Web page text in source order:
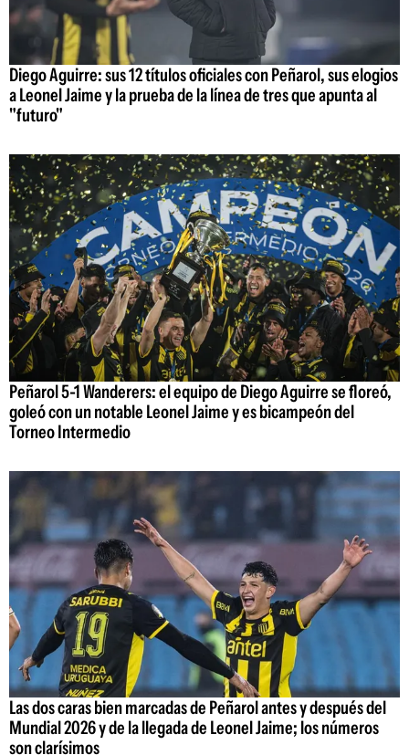
Diego Aguirre: sus 12 títulos oficiales con Peñarol, sus elogios
a Leonel Jaime y la prueba de la línea de tres que apunta al
"futuro"
Peñarol 5-1 Wanderers: el equipo de Diego Aguirre se floreó,
goleó con un notable Leonel Jaime y es bicampeón del
Torneo Intermedio
Las dos caras bien marcadas de Peñarol antes y después del
Mundial 2026 y de la llegada de Leonel Jaime; los números
son clarísimos